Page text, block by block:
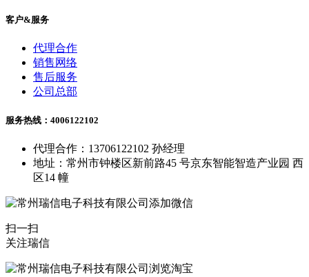
客户&服务
代理合作
销售网络
售后服务
公司总部
服务热线：4006122102
代理合作：13706122102 孙经理
地址：常州市钟楼区新前路45 号京东智能智造产业园 西
区14 幢
扫一扫
关注瑞信